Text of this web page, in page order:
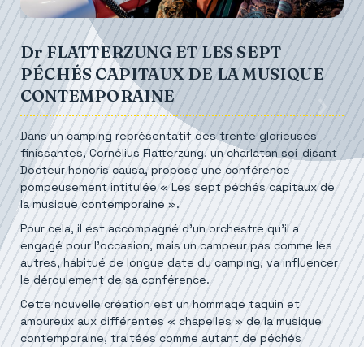
Dr FLATTERZUNG ET LES SEPT
PÉCHÉS CAPITAUX DE LA MUSIQUE
CONTEMPORAINE
Dans un camping représentatif des trente glorieuses
finissantes, Cornélius Flatterzung, un charlatan soi-disant
Docteur honoris causa, propose une conférence
pompeusement intitulée « Les sept péchés capitaux de
la musique contemporaine ».
Pour cela, il est accompagné d’un orchestre qu’il a
engagé pour l’occasion, mais un campeur pas comme les
autres, habitué de longue date du camping, va influencer
le déroulement de sa conférence.
Cette nouvelle création est un hommage taquin et
amoureux aux différentes « chapelles » de la musique
contemporaine, traitées comme autant de péchés